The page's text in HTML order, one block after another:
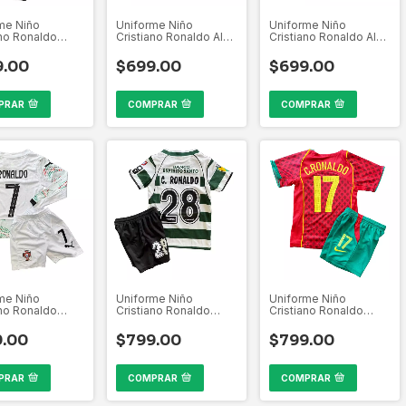
Niño
Ronaldo
Liga
ML
Uniforme Niño
Cristiano Ronaldo Al-
Visita Liga Saudí
$699.00
COMPRAR
Uniforme Niño
Cristiano Ronaldo Al-
Saudí
$699.00
COMPRAR
Niño
Ronaldo
Uniforme Niño
Cristiano Ronaldo
2002-2003 Liga
Portugal
$799.00
COMPRAR
Uniforme Niño
Cristiano Ronaldo
Eurocopa
$799.00
COMPRAR